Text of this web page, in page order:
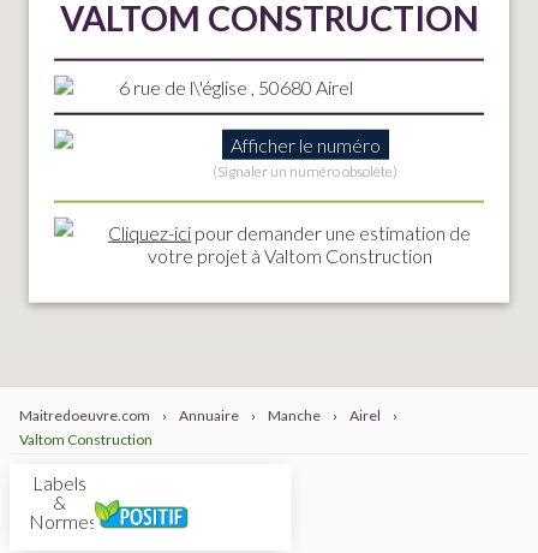
VALTOM CONSTRUCTION
6 rue de l\'église , 50680 Airel
Afficher le numéro
(Signaler un numéro obsolète)
Cliquez-ici pour demander une estimation de
votre projet à Valtom Construction
Maitredoeuvre.com › Annuaire › Manche › Airel
›
Valtom Construction
Labels
&
Normes